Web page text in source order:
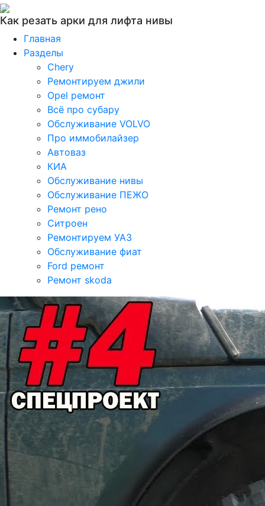
Как резать арки для лифта нивы
Главная
Разделы
Chery
Ремонтируем джили
Opel ремонт
Всё про субару
Обслуживание VOLVO
Про иммобилайзер
Автоваз
КИА
Обслуживание нивы
Обслуживание ПЕЖО
Ремонт рено
Ситроен
Ремонтируем УАЗ
Обслуживание фиат
Ford ремонт
Ремонт skoda